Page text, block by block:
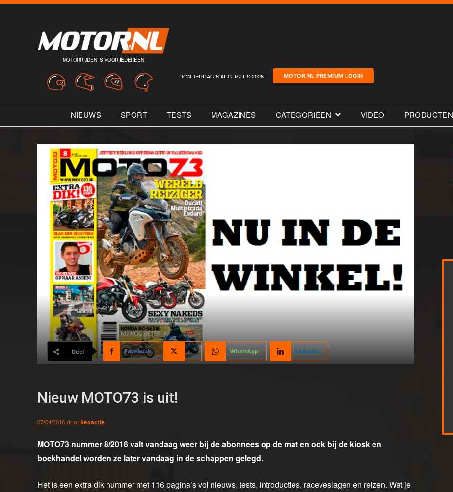
MOTORRIJDEN IS VOOR IEDEREEN
DONDERDAG 6 AUGUSTUS 2026 MOTOR.NL PREMIUM LOGIN
NIEUWS SPORT TESTS MAGAZINES CATEGORIEEN VIDEO PRODUCTEN
Deel Facebook X WhatsApp Linkedin
Nieuw MOTO73 is uit!
07/04/2016 door Redactie
MOTO73 nummer 8/2016 valt vandaag weer bij de abonnees op de mat en ook bij de kiosk en
boekhandel worden ze later vandaag in de schappen gelegd.
Het is een extra dik nummer met 116 pagina’s vol nieuws, tests, introducties, raceveslagen en reizen. Wat je